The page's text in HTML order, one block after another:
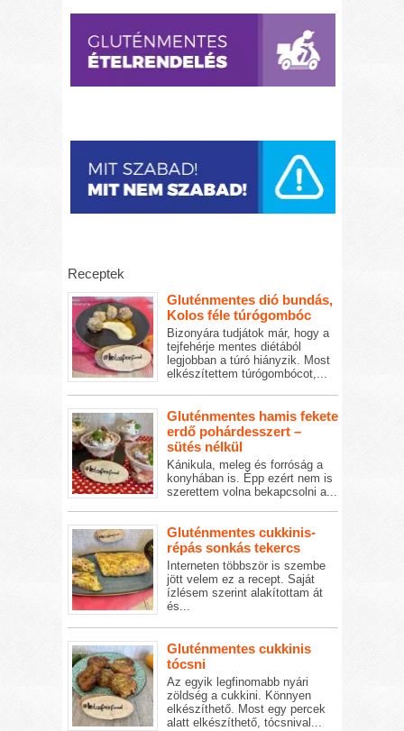
Receptek
Gluténmentes dió bundás,
Kolos féle túrógombóc
Bizonyára tudjátok már, hogy a
tejfehérje mentes diétából
legjobban a túró hiányzik. Most
elkészítettem túrógombócot,...
Gluténmentes hamis fekete
erdő pohárdesszert –
sütés nélkül
Kánikula, meleg és forróság a
konyhában is. Épp ezért nem is
szerettem volna bekapcsolni a...
Gluténmentes cukkinis-
répás sonkás tekercs
Interneten többször is szembe
jött velem ez a recept. Saját
ízlésem szerint alakítottam át
és...
Gluténmentes cukkinis
tócsni
Az egyik legfinomabb nyári
zöldség a cukkini. Könnyen
elkészíthető. Most egy percek
alatt elkészíthető, tócsnival...